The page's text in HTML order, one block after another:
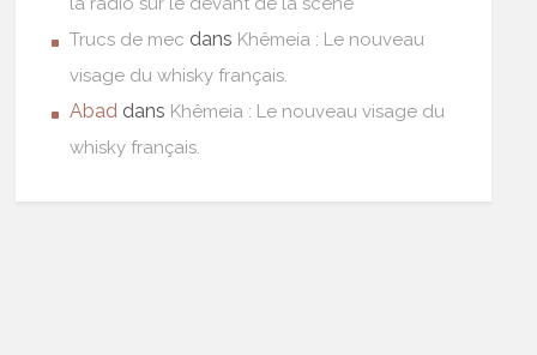
Trucs de mec dans Khêmeia : Le nouveau
visage du whisky français.
Abad dans Khêmeia : Le nouveau visage du
whisky français.